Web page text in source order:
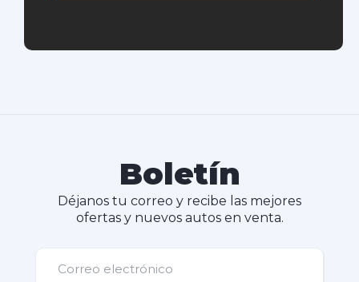
Boletín
Déjanos tu correo y recibe las mejores
ofertas y nuevos autos en venta.